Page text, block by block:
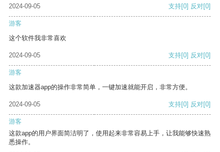
2024-09-05 支持[0] 反对[0]
游客
这个软件我非常喜欢
2024-09-05 支持[0] 反对[0]
游客
这款加速器app的操作非常简单，一键加速就能开启，非常方便。
2024-09-05 支持[0] 反对[0]
游客
这款app的用户界面简洁明了，使用起来非常容易上手，让我能够快速熟
悉操作。